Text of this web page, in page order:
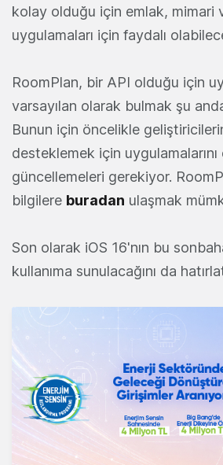
kolay olduğu için emlak, mimari
uygulamaları için faydalı
RoomPlan, bir API olduğu için
varsayılan olarak bulmak şu
Bunun için öncelikle
desteklemek için uygulamalarını
güncellemeleri gerekiyor.
bilgilere buradan ulaşmak
Son olarak iOS 16'nın bu
kullanıma sunulacağını da